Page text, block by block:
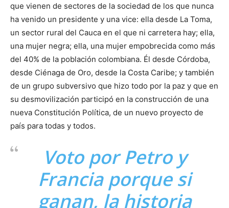
que vienen de sectores de la sociedad de los que nunca
ha venido un presidente y una vice: ella desde La Toma,
un sector rural del Cauca en el que ni carretera hay; ella,
una mujer negra; ella, una mujer empobrecida como más
del 40% de la población colombiana. Él desde Córdoba,
desde Ciénaga de Oro, desde la Costa Caribe; y también
de un grupo subversivo que hizo todo por la paz y que en
su desmovilización participó en la construcción de una
nueva Constitución Política, de un nuevo proyecto de
país para todas y todos.
Voto por Petro y
Francia porque si
ganan, la historia